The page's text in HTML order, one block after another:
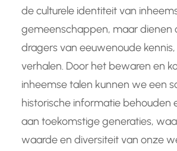
de culturele identiteit van
gemeenschappen, maar dienen
dragers van eeuwenoude
verhalen. Door het bewaren en
inheemse talen kunnen we een
historische informatie behouden
aan toekomstige generaties,
waarde en diversiteit van onze